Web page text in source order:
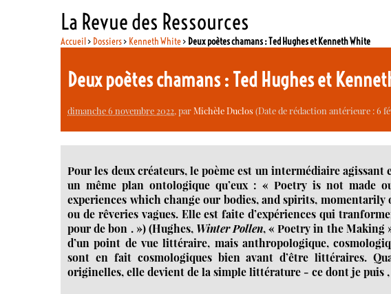
La Revue des Ressources
Accueil> Dossiers> Kenneth White> Deux poètes chamans : Ted Hughes et Kenneth White
Deux poètes chamans : Ted Hughes et
dimanche 6 novembre 2022, parMichèle Duclos (Date de rédaction antérieure : 6
Pour les deux créateurs, le poème est un intermédiaire agissant
un même plan ontologique qu’eux : « Poetry is not made
experiences which change our bodies, and spirits, momentarily
ou de rêveries vagues. Elle est faite d’expériences qui
pour de bon . ») (Hughes, Winter Pollen, « Poetry in the Making
d’un point de vue littéraire, mais anthropologique,
sont en fait cosmologiques bien avant d’être littéraires.
originelles, elle devient de la simple littérature - ce dont je puis ,